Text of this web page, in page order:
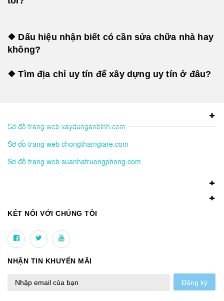
❖ Dấu hiệu nhận biết có cần sửa chữa nhà hay
không?
❖ Tìm địa chỉ uy tín để xây dựng uy tín ở đâu?
Sơ đồ trang web xaydunganbinh.com
Sơ đồ trang web chongthamgiare.com
Sơ đồ trang web suanhatruongphong.com
KẾT NỐI VỚI CHÚNG TÔI
NHẬN TIN KHUYẾN MÃI
Đăng ký